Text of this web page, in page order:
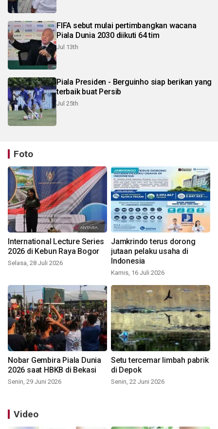
FIFA sebut mulai pertimbangkan wacana
Piala Dunia 2030 diikuti 64 tim
Jul 13th
Piala Presiden - Berguinho siap berikan yang
terbaik buat Persib
Jul 25th
Foto
International Lecture Series
2026 di Kebun Raya Bogor
Selasa, 28 Juli 2026
Jamkrindo terus dorong
jutaan pelaku usaha di
Indonesia
Kamis, 16 Juli 2026
Nobar Gembira Piala Dunia
2026 saat HBKB di Bekasi
Senin, 29 Juni 2026
Setu tercemar limbah pabrik
di Depok
Senin, 22 Juni 2026
Video